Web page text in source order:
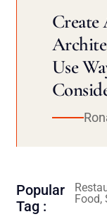
Use
Popular
Tag :
Food,